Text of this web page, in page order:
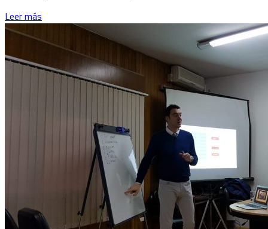
Leer más